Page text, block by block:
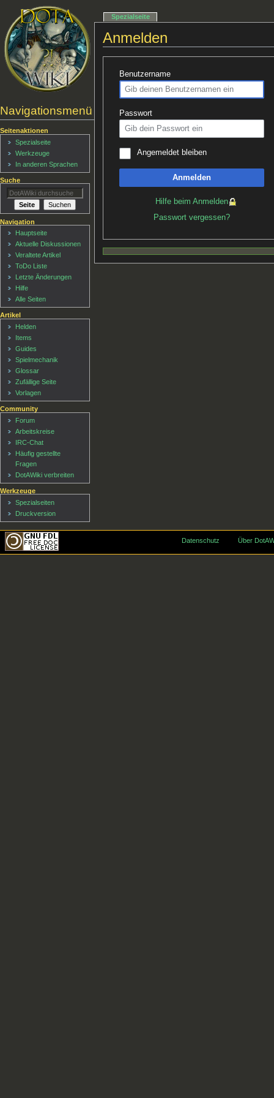
Anmelden
Benutzername
Passwort
Angemeldet bleiben
Anmelden
Hilfe beim Anmelden
Passwort vergessen?
Navigationsmenü
Spezialseite
Seitenaktionen
Spezialseite
Werkzeuge
In anderen Sprachen
Suche
Navigation
Hauptseite
Aktuelle Diskussionen
Veraltete Artikel
ToDo Liste
Letzte Änderungen
Hilfe
Alle Seiten
Artikel
Helden
Items
Guides
Spielmechanik
Glossar
Zufällige Seite
Vorlagen
Community
Forum
Arbeitskreise
IRC-Chat
Häufig gestellte
Fragen
DotAWiki verbreiten
Werkzeuge
Spezialseiten
Druckversion
Datenschutz Über